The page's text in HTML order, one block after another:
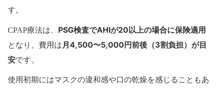
す。
CPAP療法は、 PSG検査でAHIが20以上の場合に保険適用
となり、費用は月4,500〜5,000円前後（3割負担）が目
安です。
使用初期にはマスクの違和感や口の乾燥を感じることもあ